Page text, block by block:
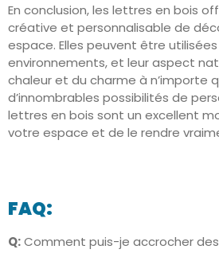
En conclusion, les lettres en bois
créative et personnalisable de
espace. Elles peuvent être
environnements, et leur aspect
chaleur et du charme à n’importe
d’innombrables possibilités de
lettres en bois sont un excellent
votre espace et de le rendre
FAQ:
Q:Comment puis-je accrocher